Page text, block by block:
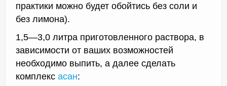
практики можно будет обойтись без соли и
без лимона).
1,5—3,0 литра приготовленного раствора, в
зависимости от ваших возможностей
необходимо выпить, а далее сделать
комплекс асан: